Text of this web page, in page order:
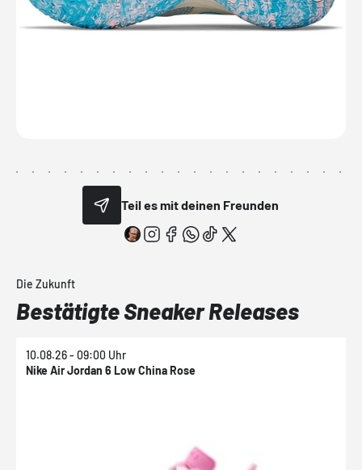
Teil es mit deinen Freunden
Die Zukunft
Bestätigte Sneaker Releases
10.08.26 - 09:00 Uhr
Nike Air Jordan 6 Low China Rose